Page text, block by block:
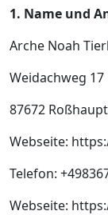
1. Name und
Arche Noah
Weidachweg 17
87672
Webseite:
Telefon:
Webseite: